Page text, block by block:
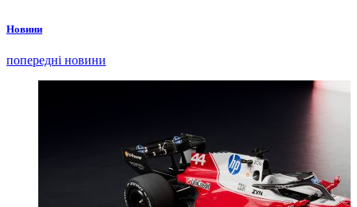
Новини
попередні новини